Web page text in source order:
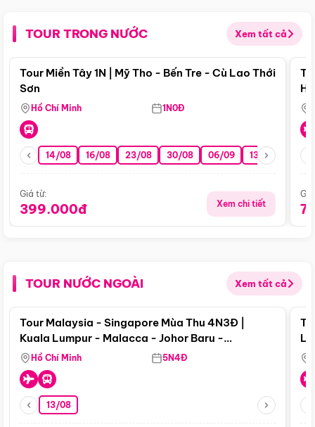
TOUR TRONG NƯỚC Xem tất cả
Điểm nổi bật
Tour Miền Tây 1N | Mỹ Tho - Bến Tre - Cù Lao Thới
Sơn
Hồ Chí Minh 1N0Đ
14/08 16/08 23/08 30/08 06/09 13/09 20/09
Giá từ:
399.000đ Xem chi tiết
TOUR NƯỚC NGOÀI Xem tất cả
Điểm nổi bật
Tour Malaysia - Singapore Mùa Thu 4N3Đ |
Kuala Lumpur - Malacca - Johor Baru -
Singapore
Hồ Chí Minh 5N4Đ
13/08